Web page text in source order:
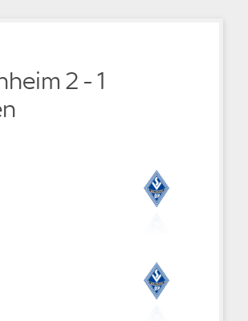
2 - 1